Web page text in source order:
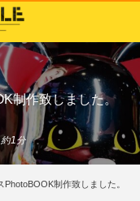
制作致しました。
約1分
PhotoBOOK制作致しました。